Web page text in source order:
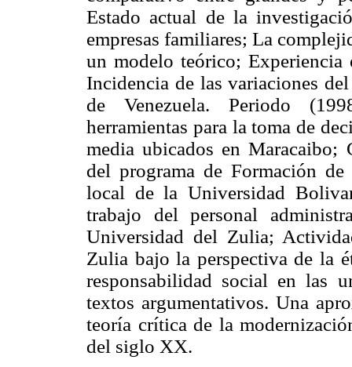
Estado actual de la
empresas familiares; La
un modelo teórico;
Incidencia de las variaciones
de Venezuela. Periodo
herramientas para la toma de
media ubicados en Maracaibo;
del programa de Formación
local de la Universidad
trabajo del personal
Universidad del Zulia;
Zulia bajo la perspectiva de la
responsabilidad social en las
textos argumentativos. Una
teoría crítica de la
del siglo XX.